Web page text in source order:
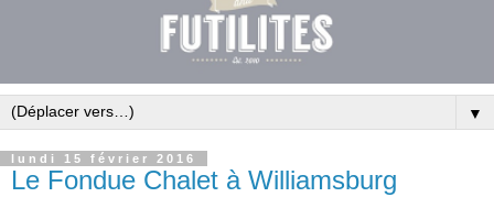
▼
lundi 15 février 2016
Le Fondue Chalet à Williamsburg